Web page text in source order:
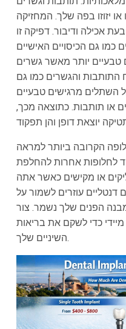
יזוזו בפה שלך. המחזיקה
אכילה ודיבור. דפיקה זו
גם הכיסויים האישיים
טבעיים יותר מאשר גשרים
התותבות והגשרים כמו גם
השתלים מרגישים טבעיים
או תותבות. כתוצאה מכך,
הקרובה ביותר למראה
לחלופות אחרות להחלפת
או מקישים כאשר אתה
דנטליים עוזרים לשמור על
הפנים שלך נשמר. צור
כדי לשקם את בריאות
השיניים שלך.